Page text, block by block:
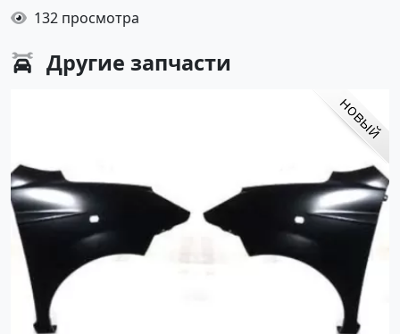
132 просмотра
Другие запчасти